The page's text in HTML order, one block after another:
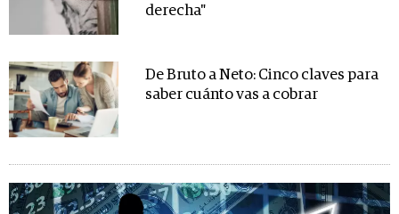
derecha"
De Bruto a Neto: Cinco claves para
saber cuánto vas a cobrar